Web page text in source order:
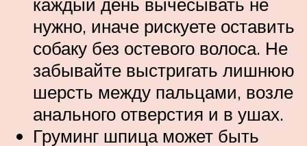
нужно, иначе рискуете оставить
собаку без остевого волоса. Не
забывайте выстригать лишнюю
шерсть между пальцами, возле
анального отверстия и в ушах.
Груминг шпица может быть